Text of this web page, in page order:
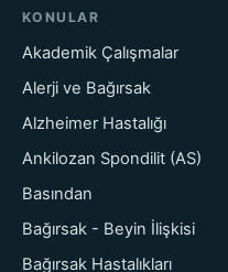
KONULAR
Akademik Çalışmalar
Alerji ve Bağırsak
Alzheimer Hastalığı
Ankilozan Spondilit (AS)
Basından
Bağırsak - Beyin İlişkisi
Bağırsak Hastalıkları